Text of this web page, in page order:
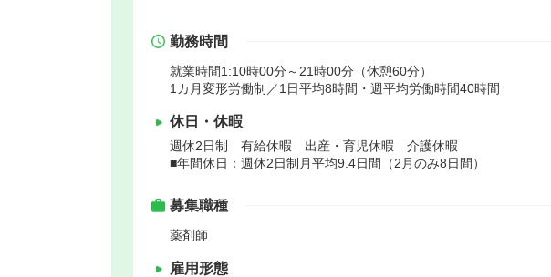
勤務時間
就業時間1:10時00分～21時00分（休憩60分）
1カ月変形労働制／1日平均8時間・週平均労働時間40時間
休日・休暇
週休2日制 有給休暇 出産・育児休暇 介護休暇
■年間休日：週休2日制月平均9.4日間（2月のみ8日間）
募集職種
薬剤師
雇用形態